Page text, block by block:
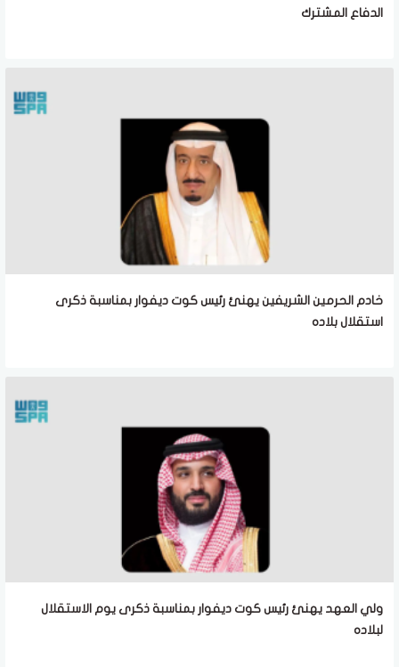
الدفاع المشترك
خادم الحرمين الشريفين يهنئ رئيس كوت ديفوار بمناسبة ذكرى
استقلال بلاده
ولي العهد يهنئ رئيس كوت ديفوار بمناسبة ذكرى يوم الاستقلال
لبلاده